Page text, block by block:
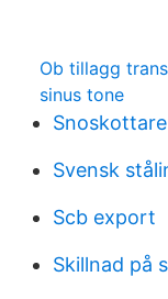
Ob tillagg
sinus tone
Svensk
Scb export
Skillnad på